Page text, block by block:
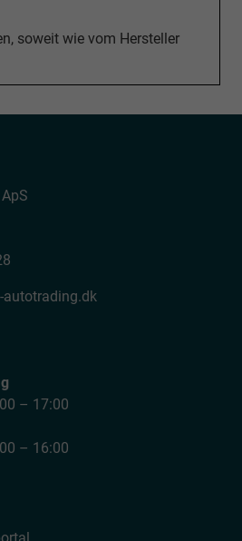
soweit wie vom Hersteller
autotrading.dk
– 17:00
– 16:00